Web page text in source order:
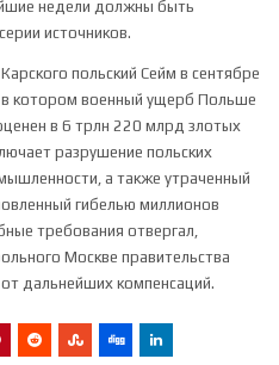
недели должны быть
источников.
польский Сейм в сентябре
котором военный ущерб Польше
в 6 трлн 220 млрд злотых
разрушение польских
а также утраченный
гибелью миллионов
требования отвергал,
Москве правительства
дальнейших компенсаций.